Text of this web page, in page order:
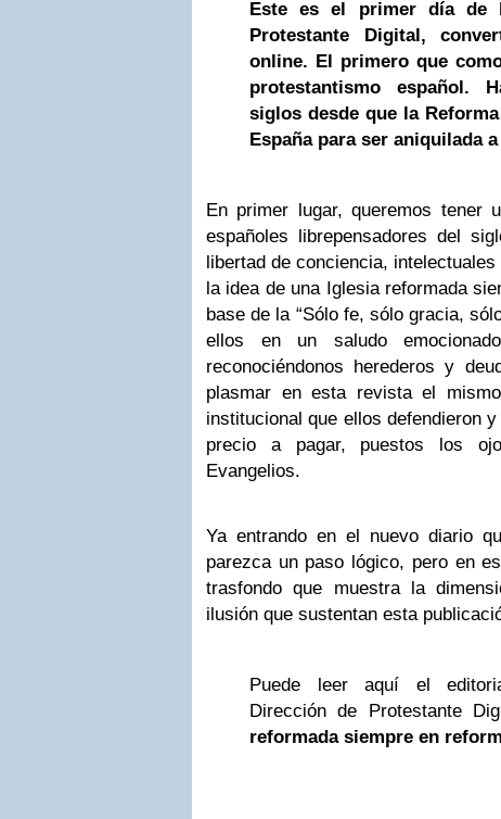
Este es el primer día de
Protestante Digital,
online. El primero que
protestantismo español.
siglos desde que la
España para ser aniquilada
En primer lugar, queremos tener
españoles librepensadores del
libertad de conciencia,
la idea de una Iglesia reformada
base de la “Sólo fe, sólo gracia,
ellos en un saludo
reconociéndonos herederos y
plasmar en esta revista el
institucional que ellos defendieron
precio a pagar, puestos los
Evangelios.
Ya entrando en el nuevo diario
parezca un paso lógico, pero en
trasfondo que muestra la
ilusión que sustentan esta
Puede leer aquí el
Dirección de Protestante
reformada siempre en